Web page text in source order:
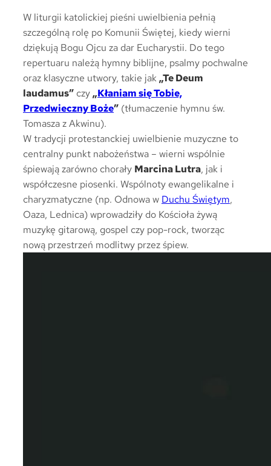
W liturgii katolickiej pieśni uwielbienia pełnią
szczególną rolę po Komunii Świętej, kiedy wierni
dziękują Bogu Ojcu za dar Eucharystii. Do tego
repertuaru należą hymny biblijne, psalmy pochwalne
oraz klasyczne utwory, takie jak„Te Deum
laudamus” czy„Kłaniam się Tobie,
Przedwieczny Boże” (tłumaczenie hymnu św.
Tomasza z Akwinu).
W tradycji protestanckiej uwielbienie muzyczne to
centralny punkt nabożeństwa – wierni wspólnie
śpiewają zarówno chorały Marcina Lutra, jak i
współczesne piosenki. Wspólnoty ewangelikalne i
charyzmatyczne (np. Odnowa w Duchu Świętym,
Oaza, Lednica) wprowadziły do Kościoła żywą
muzykę gitarową, gospel czy pop-rock, tworząc
nową przestrzeń modlitwy przez śpiew.